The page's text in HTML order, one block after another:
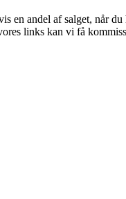
en andel af salget, når du
links kan vi få